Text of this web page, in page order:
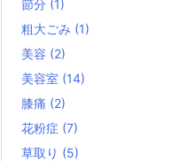
節分 (1)
粗大ごみ (1)
美容 (2)
美容室 (14)
膝痛 (2)
花粉症 (7)
草取り (5)